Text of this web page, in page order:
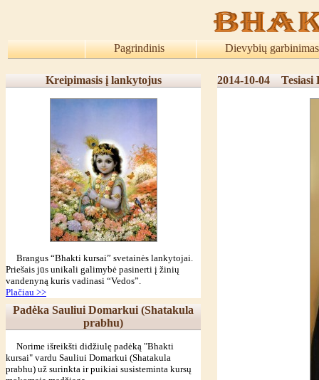
Pagrindinis Dievybių garbinimas
Kreipimasis į lankytojus
Brangus “Bhakti kursai” svetainės lankytojai.
Priešais jūs unikali galimybė pasinerti į žinių
vandenyną kuris vadinasi “Vedos”.
Plačiau >>
Padėka Sauliui Domarkui (Shatakula
prabhu)
Norime išreikšti didžiulę padėką "Bhakti
kursai" vardu Sauliui Domarkui (Shatakula
prabhu) už surinkta ir puikiai susisteminta kursų
2014-10-04